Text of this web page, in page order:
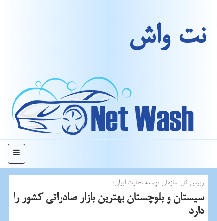
نت واش
منو
رییس كل سازمان توسعه تجارت ایران:
سیستان و بلوچستان بهترین بازار صادراتی كشور را
دارد